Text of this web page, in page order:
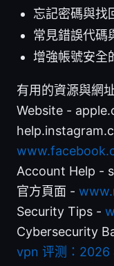
忘記密碼與找
常見錯誤代碼
增強帳號安全
有用的資源與網
Website -
Account Help -
官方頁面 -
Security Tips -
Cybersecurity
vpn 评测：2026